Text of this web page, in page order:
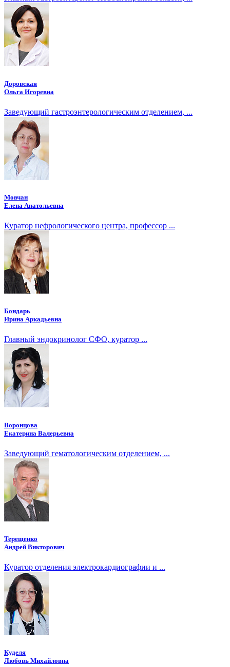
Доровская
Ольга Игоревна
Заведующий гастроэнтерологическим отделением, ...
Мовчан
Елена Анатольевна
Куратор нефрологического центра, профессор ...
Бондарь
Ирина Аркадьевна
Главный эндокринолог СФО, куратор ...
Воронцова
Екатерина Валерьевна
Заведующий гематологическим отделением, ...
Терещенко
Андрей Викторович
Куратор отделения электрокардиографии и ...
Куделя
Любовь Михайловна